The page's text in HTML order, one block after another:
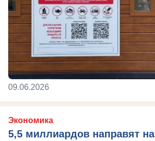
09.06.2026
Экономика
5,5 миллиардов направят на